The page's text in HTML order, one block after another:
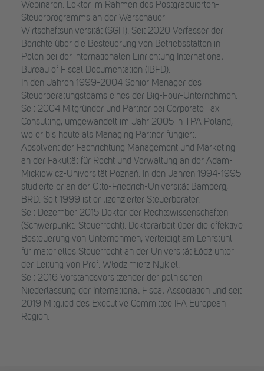
Webinaren. Lektor im Rahmen des Postgraduierten-
Steuerprogramms an der Warschauer
Wirtschaftsuniversität (SGH). Seit 2020 Verfasser der
Berichte über die Besteuerung von Betriebsstätten in
Polen bei der internationalen Einrichtung International
Bureau of Fiscal Documentation (IBFD).
In den Jahren 1999-2004 Senior Manager des
Steuerberatungsteams eines der Big-Four-Unternehmen.
Seit 2004 Mitgründer und Partner bei Corporate Tax
Consulting, umgewandelt im Jahr 2005 in TPA Poland,
wo er bis heute als Managing Partner fungiert.
Absolvent der Fachrichtung Management und Marketing
an der Fakultät für Recht und Verwaltung an der Adam-
Mickiewicz-Universität Poznań. In den Jahren 1994-1995
studierte er an der Otto-Friedrich-Universität Bamberg,
BRD. Seit 1999 ist er lizenzierter Steuerberater.
Seit Dezember 2015 Doktor der Rechtswissenschaften
(Schwerpunkt: Steuerrecht). Doktorarbeit über die effektive
Besteuerung von Unternehmen, verteidigt am Lehrstuhl
für materielles Steuerrecht an der Universität Łódź unter
der Leitung von Prof. Włodzimierz Nykiel.
Seit 2016 Vorstandsvorsitzender der polnischen
Niederlassung der International Fiscal Association und seit
2019 Mitglied des Executive Committee IFA European
Region.